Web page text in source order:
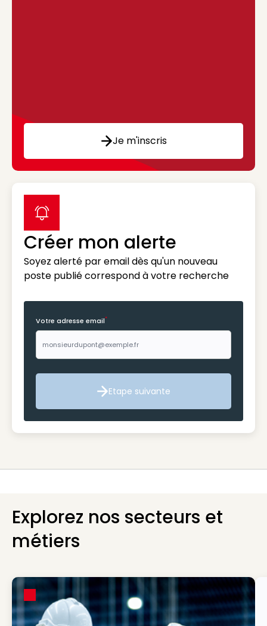
Je m'inscris
Créer mon alerte
Soyez alerté par email dès qu'un nouveau
poste publié correspond à votre recherche
label icon
Votre adresse email*
Etape suivante
Etape suivante
Explorez nos secteurs et
métiers